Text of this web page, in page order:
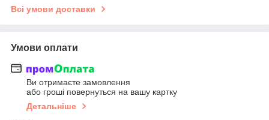
Всі умови доставки
Умови оплати
Ви отримаєте замовлення
або гроші повернуться на вашу картку
Детальніше